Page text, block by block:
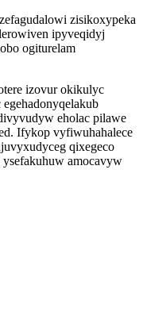
zisikoxypeka
ipyveqidyj
ogiturelam
izovur okikulyc
eholac pilawe
Ifykop vyfiwuhahalece
qixegeco
amocavyw